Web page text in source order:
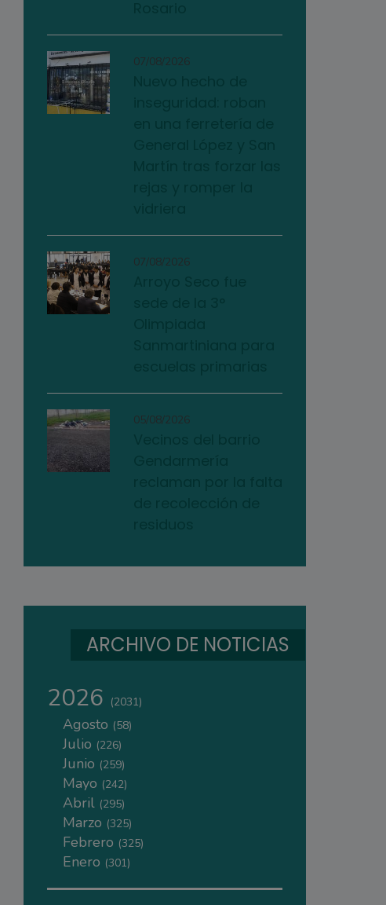
07/08/2026
07/08/2026
05/08/2026
ARCHIVO DE NOTICIAS
2026 (2031)
Agosto (58)
Julio (226)
Junio (259)
Mayo (242)
Abril (295)
Marzo (325)
Febrero (325)
Enero (301)